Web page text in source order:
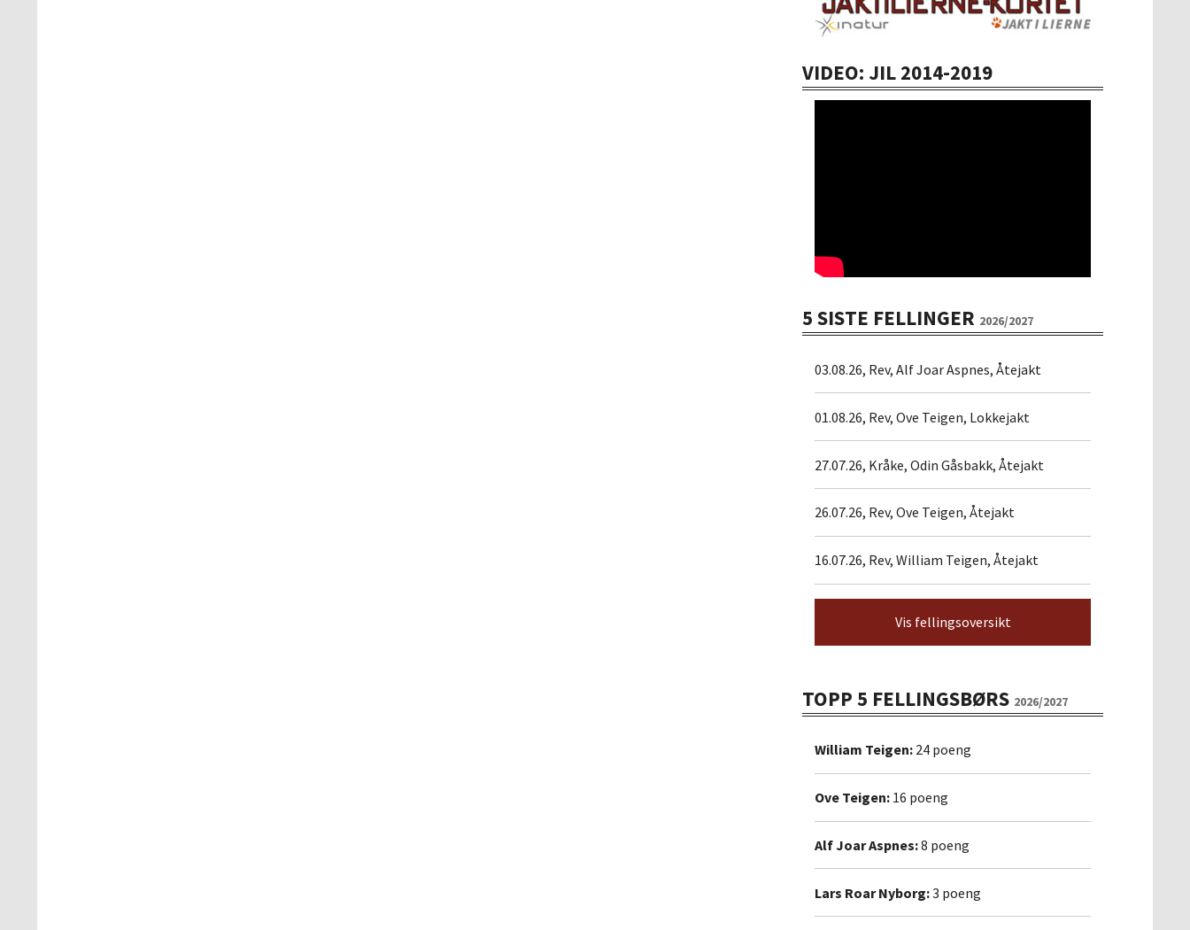
VIDEO: JIL 2014-2019
5 SISTE FELLINGER 2026/2027
03.08.26, Rev, Alf Joar Aspnes, Åtejakt
01.08.26, Rev, Ove Teigen, Lokkejakt
27.07.26, Kråke, Odin Gåsbakk, Åtejakt
26.07.26, Rev, Ove Teigen, Åtejakt
16.07.26, Rev, William Teigen, Åtejakt
Vis fellingsoversikt
TOPP 5 FELLINGSBØRS 2026/2027
William Teigen: 24 poeng
Ove Teigen: 16 poeng
Alf Joar Aspnes:8 poeng
Lars Roar Nyborg:3 poeng